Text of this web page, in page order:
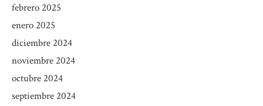
febrero 2025
enero 2025
diciembre 2024
noviembre 2024
octubre 2024
septiembre 2024